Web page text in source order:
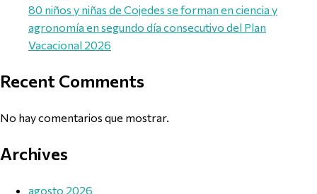
80 niños y niñas de Cojedes se forman en ciencia y
agronomía en segundo día consecutivo del Plan
Vacacional 2026
Recent Comments
No hay comentarios que mostrar.
Archives
agosto 2026